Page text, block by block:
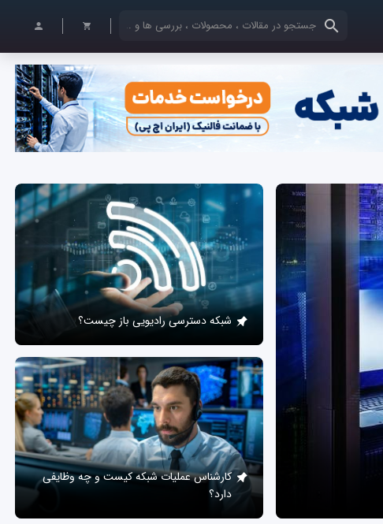
کلمات کلیدی خود را وارد کنید
شبکه دسترسی رادیویی باز چیست؟
کارشناس عملیات شبکه کیست و چه وظایفی
دارد؟